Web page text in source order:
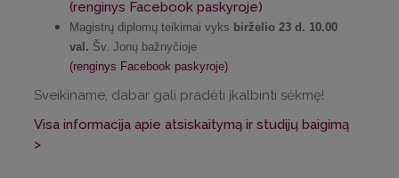
(renginys Facebook paskyroje)
Magistrų diplomų teikimai vyks birželio 23 d. 10.00
val. Šv. Jonų bažnyčioje
(renginys Facebook paskyroje)
Sveikiname, dabar gali pradėti įkalbinti sėkmę!
Visa informacija apie atsiskaitymą ir studijų baigimą
>